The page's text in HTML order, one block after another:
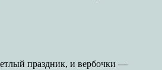
праздник, и вербочки —